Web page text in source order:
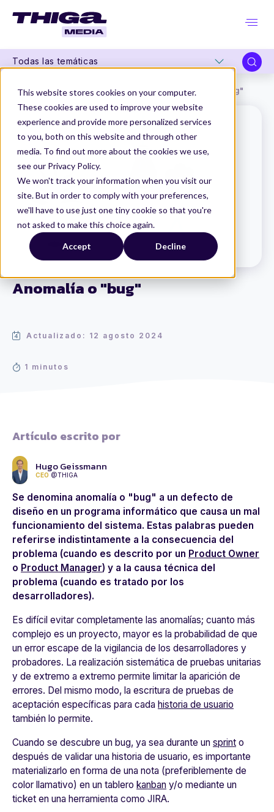
This website stores cookies on your computer.
These cookies are used to improve your website
experience and provide more personalized services
to you, both on this website and through other
media. To find out more about the cookies we use,
see our Privacy Policy.
We won't track your information when you visit our
site. But in order to comply with your preferences,
we'll have to use just one tiny cookie so that you're
not asked to make this choice again.
Accept Decline
Todas las temáticas
Anomalía o "bug"
Actualizado: 12 agosto 2024
1 minutos
Thiga Media Glosario de Producto Anomalía o "bug"
Artículo escrito por
Hugo Geissmann
CEO @THIGA
Se denomina anomalía o "bug" a un defecto de
diseño en un programa informático que causa un mal
funcionamiento del sistema. Estas palabras pueden
referirse indistintamente a la consecuencia del
problema (cuando es descrito por un Product Owner
o Product Manager) y a la causa técnica del
problema (cuando es tratado por los
desarrolladores).
Es difícil evitar completamente las anomalías; cuanto más
complejo es un proyecto, mayor es la probabilidad de que
un error escape de la vigilancia de los desarrolladores y
probadores. La realización sistemática de pruebas unitarias
y de extremo a extremo permite limitar la aparición de
errores. Del mismo modo, la escritura de pruebas de
aceptación específicas para cada historia de usuario
también lo permite.
Cuando se descubre un bug, ya sea durante un sprint o
después de validar una historia de usuario, es importante
materializarlo en forma de una nota (preferiblemente de
color llamativo) en un tablero kanban y/o mediante un
ticket en una herramienta como JIRA.